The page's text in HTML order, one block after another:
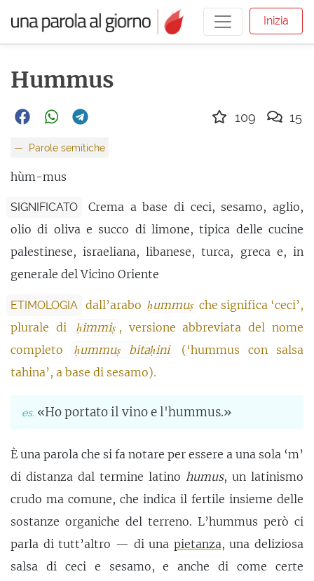
Inizia
Hummus
Parole semitiche
hùm-mus
SIGNIFICATO
Crema a base di ceci, sesamo, aglio,
olio di oliva e succo di limone, tipica delle cucine
palestinese, israeliana, libanese, turca, greca e, in
generale del Vicino Oriente
ETIMOLOGIA dall’arabo ḥummuṣ che significa ‘ceci’,
plurale di
ḥimmiṣ , versione abbreviata del nome
completo
ḥummuṣ bitaḥini
(‘hummus con salsa
tahina’, a base di sesamo).
«Ho portato il vino e l'hummus.»
È una parola che si fa notare per essere a una sola ‘m’
di distanza dal termine latino humus, un latinismo
crudo ma comune, che indica il fertile insieme delle
sostanze organiche del terreno. L’hummus però ci
parla di tutt’altro — di una pietanza, una deliziosa
salsa di ceci e sesamo, e anche di come certe
109 15